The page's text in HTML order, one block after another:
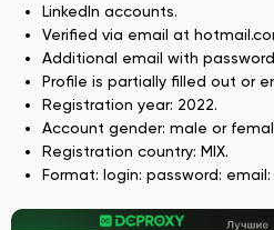
LinkedIn accounts.
Verified via email at
Additional email with
Profile is partially filled out or
Registration year: 2022.
Account gender: male or
Registration country: MIX.
Format: login: password: